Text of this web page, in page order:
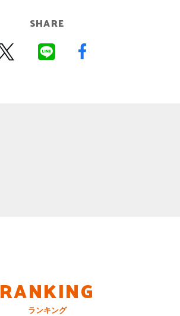
SHARE
RANKING
ランキング